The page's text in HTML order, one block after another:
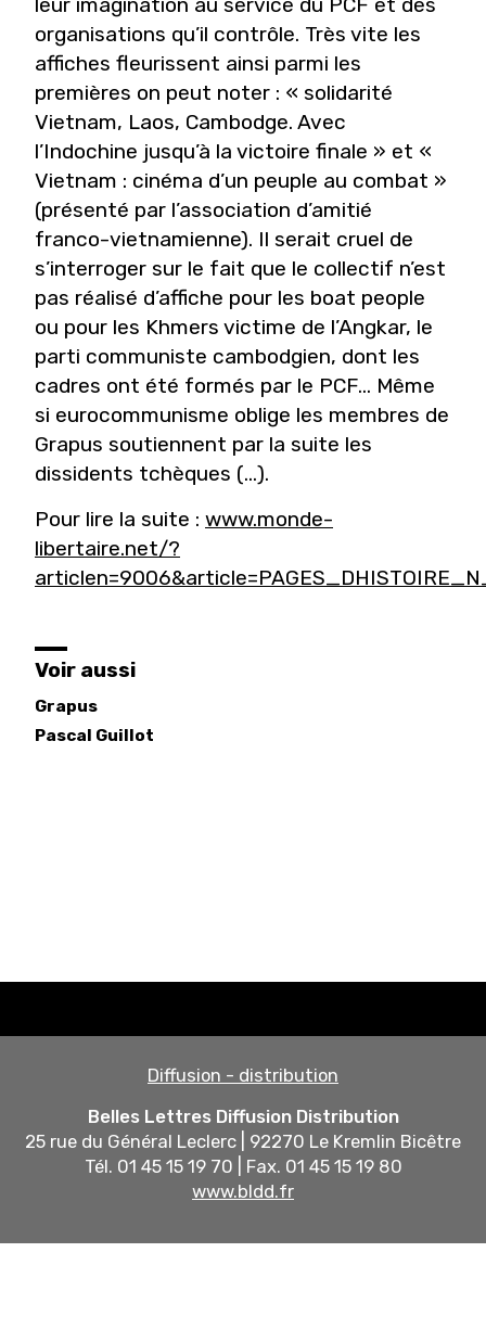
organisations qu’il contrôle. Très vite les
affiches fleurissent ainsi parmi les
premières on peut noter : « solidarité
Vietnam, Laos, Cambodge. Avec
l’Indochine jusqu’à la victoire finale » et «
Vietnam : cinéma d’un peuple au combat »
(présenté par l’association d’amitié
franco-vietnamienne). Il serait cruel de
s’interroger sur le fait que le collectif n’est
pas réalisé d’affiche pour les boat people
ou pour les Khmers victime de l’Angkar, le
parti communiste cambodgien, dont les
cadres ont été formés par le PCF… Même
si eurocommunisme oblige les membres de
Grapus soutiennent par la suite les
dissidents tchèques (...).
Pour lire la suite : www.monde-
libertaire.net/?
Voir aussi
Grapus
Pascal Guillot
Diffusion - distribution
Belles Lettres Diffusion Distribution
25 rue du Général Leclerc | 92270 Le Kremlin Bicêtre
Tél. 01 45 15 19 70 | Fax. 01 45 15 19 80
www.bldd.fr